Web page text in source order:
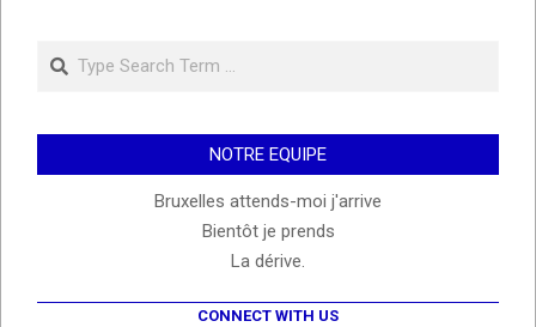
Search
NOTRE EQUIPE
Bruxelles attends-moi j'arrive
Bientôt je prends
La dérive.
CONNECT WITH US